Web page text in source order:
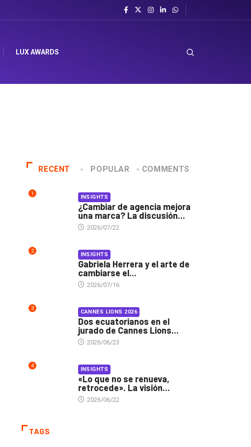
LUX AWARDS
RECENT POPULAR COMMENTS
1 INSIGHTS
¿Cambiar de agencia mejora
una marca? La discusión...
2026/07/22
2 INSIGHTS
Gabriela Herrera y el arte de
cambiarse el...
2026/07/16
3 CANNES LIONS 2026
Dos ecuatorianos en el
jurado de Cannes Lions...
2026/06/23
4 INSIGHTS
«Lo que no se renueva,
retrocede». La visión...
2026/06/22
TAGS